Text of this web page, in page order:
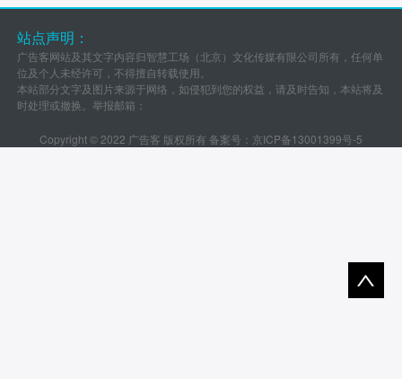
站点声明：
广告客网站及其文字内容归智慧工场（北京）文化传媒有限公司所有，任何单
位及个人未经许可，不得擅自转载使用。
本站部分文字及图片来源于网络，如侵犯到您的权益，请及时告知，本站将及
时处理或撤换。举报邮箱：
Copyright © 2022 广告客 版权所有 备案号： 京ICP备13001399号-5